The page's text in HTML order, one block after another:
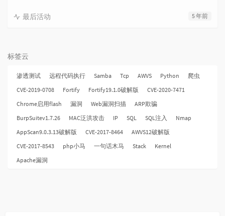
5 年前
最后活动
标签云
渗透测试 远程代码执行 Samba Tcp AWVS Python
爬虫
CVE-2019-0708
Fortify Fortify19.1.0破解版
CVE-2020-7471
Chrome启用flash
漏洞 Web漏洞扫描
ARP欺骗
BurpSuitev1.7.26
MAC泛洪攻击 IP SQL SQL注入
Nmap
AppScan9.0.3.13破解版
CVE-2017-8464
AWVS12破解版
CVE-2017-8543
php小马 一句话木马 Stack
Kernel
Apache漏洞